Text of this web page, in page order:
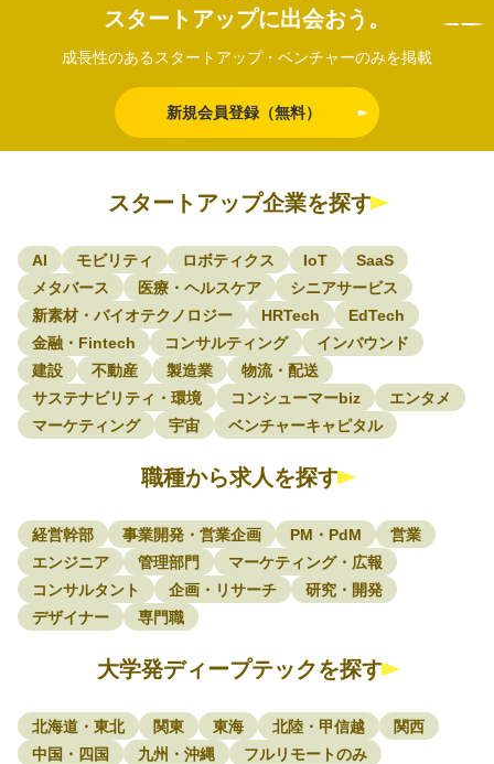
スタートアップに出会おう。
成長性のあるスタートアップ・ベンチャーのみを掲載
新規会員登録（無料）
スタートアップ企業を探す
AI モビリティ ロボティクス IoT
SaaS
メタバース
医療・ヘルスケア
シニアサービス
新素材・バイオテクノロジー
HRTech
EdTech
金融・Fintech
コンサルティング
インバウンド
建設
不動産 製造業
物流・配送
サステナビリティ・環境
コンシューマーbiz
エンタメ
マーケティング
宇宙 ベンチャーキャピタル
職種から求人を探す
経営幹部 事業開発・営業企画 PM・PdM
営業
エンジニア
管理部門
マーケティング・広報
コンサルタント
企画・リサーチ
研究・開発
デザイナー
専門職
大学発ディープテックを探す
北海道・東北 関東 東海 北陸・甲信越
関西
中国・四国
九州・沖縄 フルリモートのみ